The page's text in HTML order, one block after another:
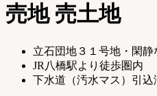
買・
売地売土地
立石団地３１号地・閑静
JR八橋駅より徒歩圏内
下水道（汚水マス）引込